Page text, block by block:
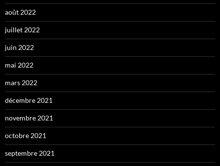
août 2022
juillet 2022
juin 2022
mai 2022
mars 2022
décembre 2021
novembre 2021
octobre 2021
septembre 2021